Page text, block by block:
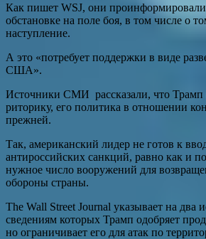
Как пишет WSJ, они
обстановке на поле боя, в том числе о
наступление.
А это «потребует поддержки в виде
США».
Источники СМИ рассказали, что
риторику, его политика в отношении
прежней.
Так, американский лидер не готов к
антироссийских санкций, равно как и
нужное число вооружений для
обороны страны.
The Wall Street Journal указывает на два
сведениям которых Трамп одобряет
но ограничивает его для атак по